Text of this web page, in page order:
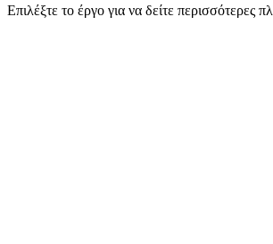
Επιλέξτε το έργο για να δείτε περισσότερες